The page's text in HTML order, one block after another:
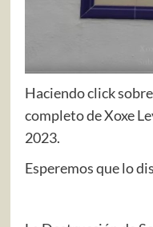
Haciendo click
completo de Xoxe
2023.
Esperemos que lo